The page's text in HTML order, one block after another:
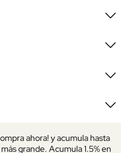
ahora! y acumula hasta
grande. Acumula 1.5% en